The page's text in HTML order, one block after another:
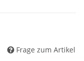
Frage zum Artikel